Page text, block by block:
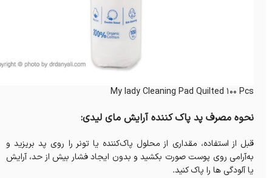
My lady Cleaning Pad Quilted 100 Pcs
نحوه مصرف پد پاک کننده آرایش مای لیدی:
قبل از استفاده، مقداری از محلول پاک‌کننده یا تونر را روی پد بریزید و
به‌آرامی روی پوست صورت بکشید و بدون ایجاد فشار بیش از حد، آرایش
یا آلودگی‌ ها را پاک کنید.